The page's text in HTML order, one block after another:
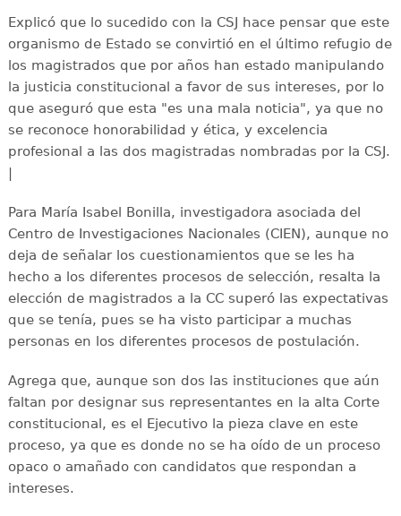
Explicó que lo sucedido con la CSJ hace pensar que este
organismo de Estado se convirtió en el último refugio de
los magistrados que por años han estado manipulando
la justicia constitucional a favor de sus intereses, por lo
que aseguró que esta "es una mala noticia", ya que no
se reconoce honorabilidad y ética, y excelencia
profesional a las dos magistradas nombradas por la CSJ.
|
Para María Isabel Bonilla, investigadora asociada del
Centro de Investigaciones Nacionales (CIEN), aunque no
deja de señalar los cuestionamientos que se les ha
hecho a los diferentes procesos de selección, resalta la
elección de magistrados a la CC superó las expectativas
que se tenía, pues se ha visto participar a muchas
personas en los diferentes procesos de postulación.
Agrega que, aunque son dos las instituciones que aún
faltan por designar sus representantes en la alta Corte
constitucional, es el Ejecutivo la pieza clave en este
proceso, ya que es donde no se ha oído de un proceso
opaco o amañado con candidatos que respondan a
intereses.